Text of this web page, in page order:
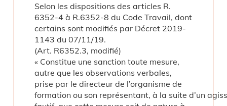
Selon les dispositions des articles R.
6352-4 à R.6352-8 du Code Travail, dont
certains sont modifiés par Décret 2019-
1143 du 07/11/19.
(Art. R6352.3, modifié)
« Constitue une sanction toute mesure,
autre que les observations verbales,
prise par le directeur de l’organisme de
formation ou son représentant, à la suite d’un